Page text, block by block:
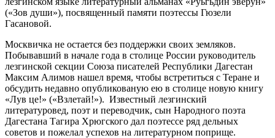
(«Зов души»), посвященный памяти поэтессы Гюзели
Гасановой.
Москвичка не остается без поддержки своих земляков.
Побывавший в начале года в столице России руководитель
лезгинской секции Союза писателей Республики Дагестан
Максим Алимов нашел время, чтобы встретиться с Теране и
обсудить недавно опубликованую ею в столице новую книгу
«Лув це!» («Взлетай!»). Известный лезгинский
литературовед, поэт и переводчик, сын Народного поэта
Дагестана Тагира Хрюгского дал поэтессе ряд дельных
советов и пожелал успехов на литературном поприще.